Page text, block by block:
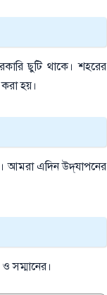
ছুটি থাকে। শহরের
হয়।
আমরা এদিন উদ্‌যাপনের
সম্মানের।